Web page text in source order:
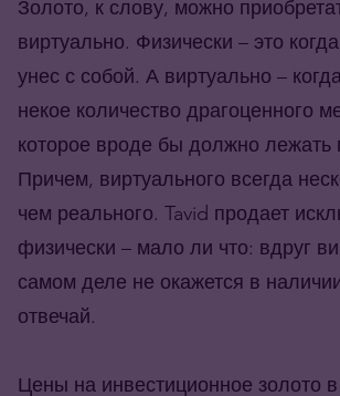
Золото, к слову, можно
виртуально. Физически – это
унес с собой. А виртуально –
некое количество драгоценного
которое вроде бы должно лежать
Причем, виртуального всегда
чем реального. Tavid продает
физически – мало ли что: вдруг
самом деле не окажется в
отвечай.
Цены на инвестиционное золото